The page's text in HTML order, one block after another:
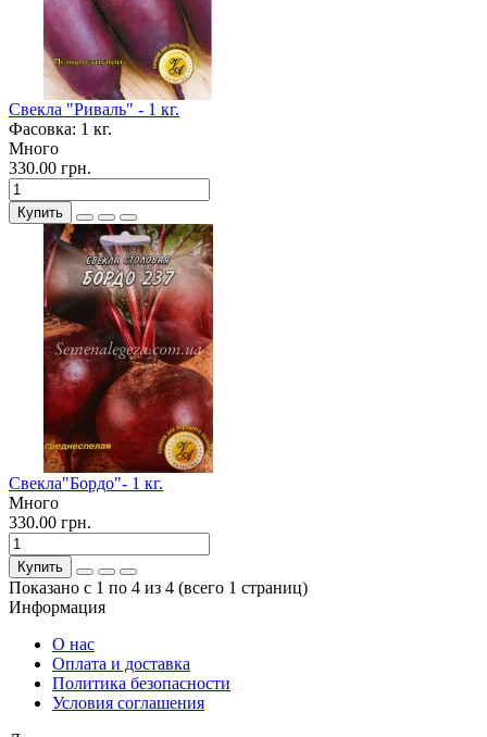
Свекла "Риваль" - 1 кг.
Фасовка: 1 кг.
Много
330.00 грн.
Купить
Свекла"Бордо"- 1 кг.
Много
330.00 грн.
Купить
Показано с 1 по 4 из 4 (всего 1 страниц)
Информация
О нас
Оплата и доставка
Политика безопасности
Условия соглашения